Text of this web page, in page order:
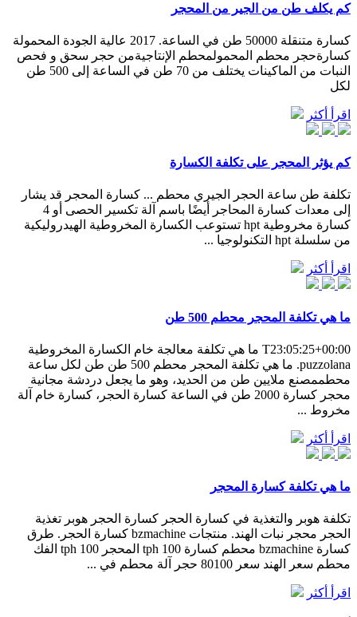
كم يكلف طن من الجير من المحجر
كسارة متنقلة 50000 طن في الساعة. 2017 عالية الجودة المحمولة
كسارةحجر محطم المحمولمحطم الإنتاجيةمن حجر سحق و فحص
النبات من الماكينات يختلف من 70 طن في الساعة إلى 500 طن
لكل
اقرأ أكثر
كم يؤثر المحجر على تكلفة الكسارة
تكلفة طن ساعة الحجر الجيري محطم ... كسارة المحجر قد يشار
إلى معدات كسارة المحاجر أيضًا باسم آلة تكسير الحصى أو 4
كسارة مخروطية hpt تستوعب الكسارة المخروطية الهيدروليكية
من سلسلة hpt التكنولوجيا ...
اقرأ أكثر
ما هي تكلفة المحجر محطم 500 طن
T23:05:25+00:00 ما هي تكلفة معالجة خام الكسارة المخروطية
puzzolana. ما هي تكلفة المحجر محطم 500 طن طن لكل ساعة
محطممصنع ملايين طن من الحديد، وهو ما يجعل دردشة مجانية
محجر كسارة 2000 طن في الساعة كسارة الحجر، كسارة خام آلة
مخروط ...
اقرأ أكثر
ما هي تكلفة كسارة المحجر
تكلفة هوبر والتغذية في كسارة الحجر كسارة الحجر هوبر تغذية
الحجر محجر نبات الهند. منتجات bzmachine كسارة الحجر. طرق
كسارة bzmachine محطم كسارة 100 tph المحجر 100 tph الفك
محطم سعر الهند سعر 80100 حجر آلة محطم في ...
اقرأ أكثر